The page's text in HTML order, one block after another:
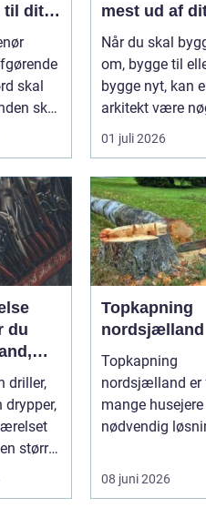
til dit
skal
skal
der ...
mest ud af
byggeri
Når du skal
om, bygge til
bygge nyt, kan
arkitekt være
til et flot resultat,
01 juli 2026
du
driller,
drypper,
større
en
Topkapning
nordsjælland
Topkapning
nordsjælland er
mange husejere
nødvendig
skaber mørke,
08 juni 2026